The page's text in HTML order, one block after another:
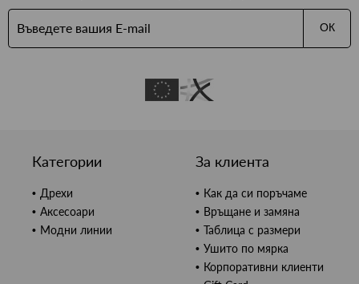
ОК
Категории
Дрехи
Аксесоари
Модни линии
За клиента
Как да си поръчаме
Връщане и замяна
Таблица с размери
Ушито по мярка
Корпоративни клиенти